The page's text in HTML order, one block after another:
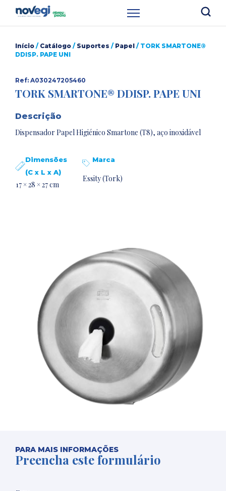
Início / Catálogo / Suportes / Papel / TORK SMARTONE®
DDISP. PAPE UNI
Ref: A030247205460
TORK SMARTONE® DDISP. PAPE UNI
Descrição
Dispensador Papel Higiénico Smartone (T8), aço inoxidável
Dimensões
(C x L x A)
17 × 28 × 27 cm
Marca
Essity (Tork)
PARA MAIS INFORMAÇÕES
Preencha este formulário